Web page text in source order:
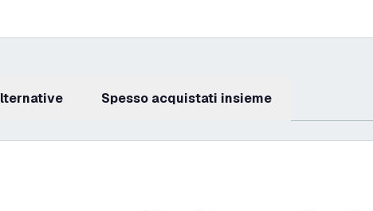
Alternative Spesso acquistati insieme